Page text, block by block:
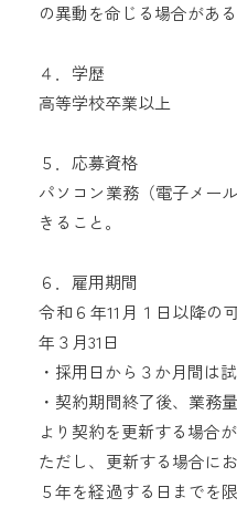
の異動を命じる場合がある
４．学歴
高等学校卒業以上
５．応募資格
パソコン業務（電子メー
きること。
６．雇用期間
令和６年11月１日以降の
年３月31日
・採用日から３か月間は
・契約期間終了後、業務
より契約を更新する場合が
ただし、更新する場合に
５年を経過する日までを